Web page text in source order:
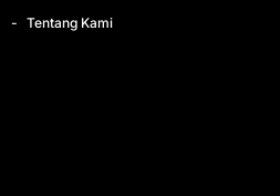
Tentang Kami